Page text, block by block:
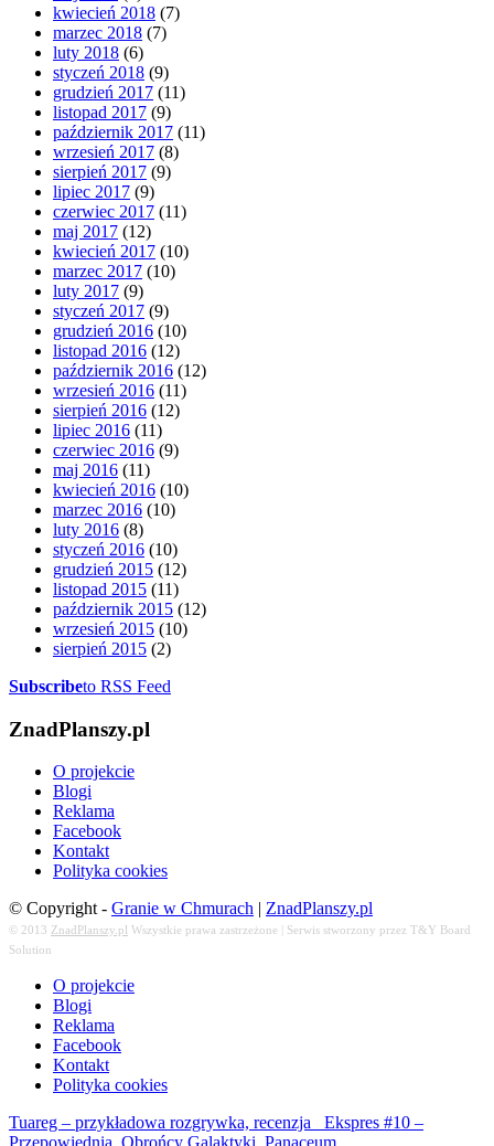
kwiecień 2018 (7)
marzec 2018 (7)
luty 2018 (6)
styczeń 2018 (9)
grudzień 2017 (11)
listopad 2017 (9)
październik 2017 (11)
wrzesień 2017 (8)
sierpień 2017 (9)
lipiec 2017 (9)
czerwiec 2017 (11)
maj 2017 (12)
kwiecień 2017 (10)
marzec 2017 (10)
luty 2017 (9)
styczeń 2017 (9)
grudzień 2016 (10)
listopad 2016 (12)
październik 2016 (12)
wrzesień 2016 (11)
sierpień 2016 (12)
lipiec 2016 (11)
czerwiec 2016 (9)
maj 2016 (11)
kwiecień 2016 (10)
marzec 2016 (10)
luty 2016 (8)
styczeń 2016 (10)
grudzień 2015 (12)
listopad 2015 (11)
październik 2015 (12)
wrzesień 2015 (10)
sierpień 2015 (2)
Subscribeto RSS Feed
ZnadPlanszy.pl
O projekcie
Blogi
Reklama
Facebook
Kontakt
Polityka cookies
© Copyright - Granie w Chmurach | ZnadPlanszy.pl
© 2013 ZnadPlanszy.pl Wszystkie prawa zastrzeżone | Serwis stworzony przez T&Y Board
Solution
O projekcie
Blogi
Reklama
Facebook
Kontakt
Polityka cookies
Tuareg – przykładowa rozgrywka, recenzja
Ekspres #10 –